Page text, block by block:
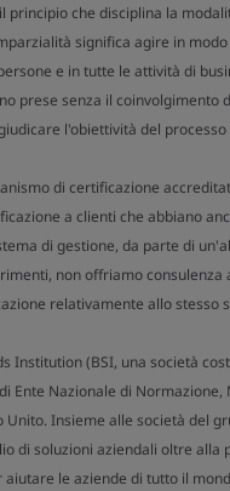
principio che disciplina la
significa agire in
e in tutte le attività di
prese senza il coinvolgimento
l'obiettività del processo
di certificazione
a clienti che abbiano
di gestione, da parte di
non offriamo consulenza
relativamente allo stesso
Institution (BSI, una società
Ente Nazionale di Normazione,
Unito. Insieme alle società del
di soluzioni aziendali oltre alla
aiutare le aziende di tutto il